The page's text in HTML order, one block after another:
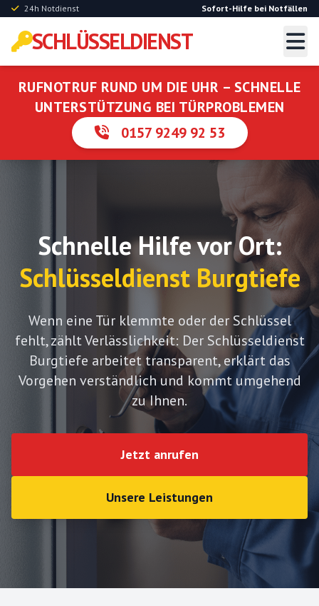
24h Notdienst Sofort-Hilfe bei Notfällen
SCHLÜSSELDIENST
RUFNOTRUF RUND UM DIE UHR – SCHNELLE
UNTERSTÜTZUNG BEI TÜRPROBLEMEN
0157 9249 92 53
Schnelle Hilfe vor Ort:
Schlüsseldienst Burgtiefe
Wenn eine Tür klemmte oder der Schlüssel
fehlt, zählt Verlässlichkeit: Der Schlüsseldienst
Burgtiefe arbeitet transparent, erklärt das
Vorgehen verständlich und kommt umgehend
zu Ihnen.
Jetzt anrufen
Unsere Leistungen